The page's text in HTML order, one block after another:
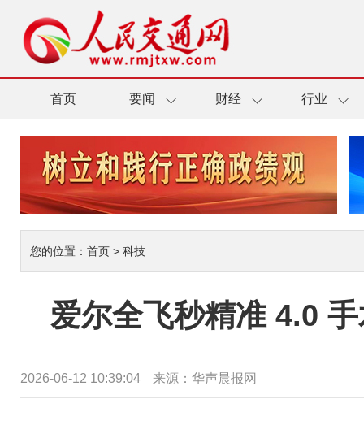
首页 要闻 财经 行业
您的位置： 首页 > 科技
爱尔全飞秒精准 4.0
2026-06-12 10:39:04 来源：华声晨报网